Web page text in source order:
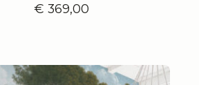
€ 369,00